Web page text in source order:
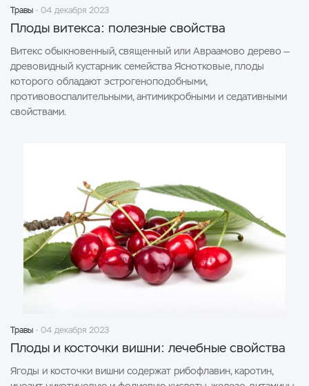
Травы 04 декабря 2023
Плоды витекса: полезные свойства
Витекс обыкновенный, священный или Авраамово дерево —
древовидный кустарник семейства Яснотковые, плоды
которого обладают эстрогеноподобными,
противовоспалительными, антимикробными и седативными
свойствами.
Травы 04 декабря 2023
Плоды и косточки вишни: лечебные свойства
Ягоды и косточки вишни содержат рибофлавин, каротин,